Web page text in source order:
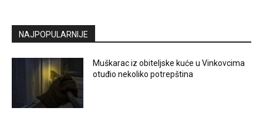
NAJPOPULARNIJE
Muškarac iz obiteljske kuće u Vinkovcima
otuđio nekoliko potrepština